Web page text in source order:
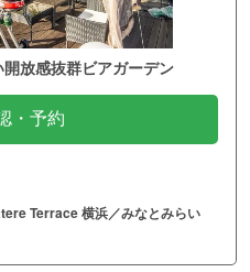
放感抜群ビアガーデン
・予約
Terrace 横浜／みなとみらい